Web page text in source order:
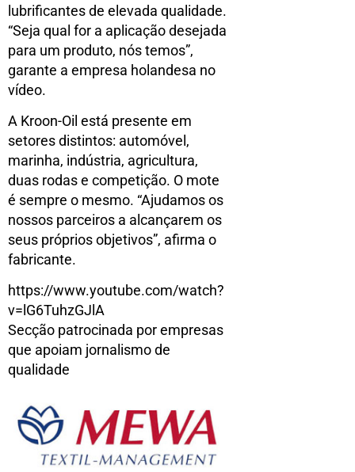
lubrificantes de elevada qualidade.
“Seja qual for a aplicação desejada
para um produto, nós temos”,
garante a empresa holandesa no
vídeo.
A Kroon-Oil está presente em
setores distintos: automóvel,
marinha, indústria, agricultura,
duas rodas e competição. O mote
é sempre o mesmo. “Ajudamos os
nossos parceiros a alcançarem os
seus próprios objetivos”, afirma o
fabricante.
https://www.youtube.com/watch?
v=lG6TuhzGJlA
Secção patrocinada por empresas
que apoiam jornalismo de
qualidade